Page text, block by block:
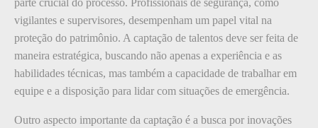
vigilantes e supervisores, desempenham um papel vital na
proteção do patrimônio. A captação de talentos deve ser feita de
maneira estratégica, buscando não apenas a experiência e as
habilidades técnicas, mas também a capacidade de trabalhar em
equipe e a disposição para lidar com situações de emergência.
Outro aspecto importante da captação é a busca por inovações